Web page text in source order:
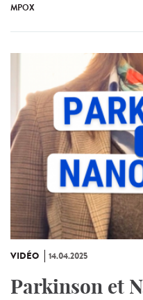
MPOX
VIDÉO 14.04.2025
Parkinson et